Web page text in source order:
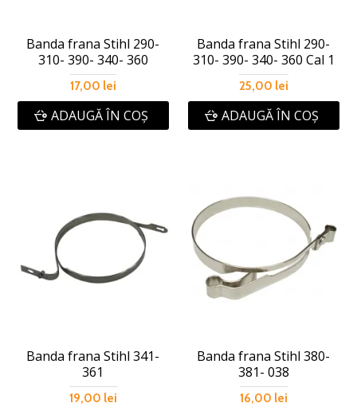
Banda frana Stihl 290-
310- 390- 340- 360
17,00 lei
ADAUGĂ ÎN COŞ
Banda frana Stihl 290-
310- 390- 340- 360 Cal 1
25,00 lei
ADAUGĂ ÎN COŞ
Banda frana Stihl 341-
361
19,00 lei
Banda frana Stihl 380-
381- 038
16,00 lei